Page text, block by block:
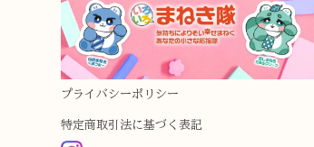
プライバシーポリシー
特定商取引法に基づく表記